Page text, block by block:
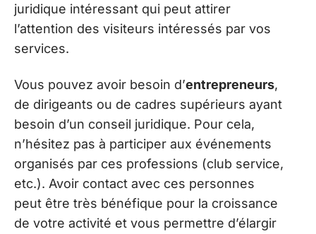
juridique intéressant qui peut attirer
l’attention des visiteurs intéressés par vos
services.
Vous pouvez avoir besoin d’entrepreneurs,
de dirigeants ou de cadres supérieurs ayant
besoin d’un conseil juridique. Pour cela,
n’hésitez pas à participer aux événements
organisés par ces professions (club service,
etc.). Avoir contact avec ces personnes
peut être très bénéfique pour la croissance
de votre activité et vous permettre d’élargir